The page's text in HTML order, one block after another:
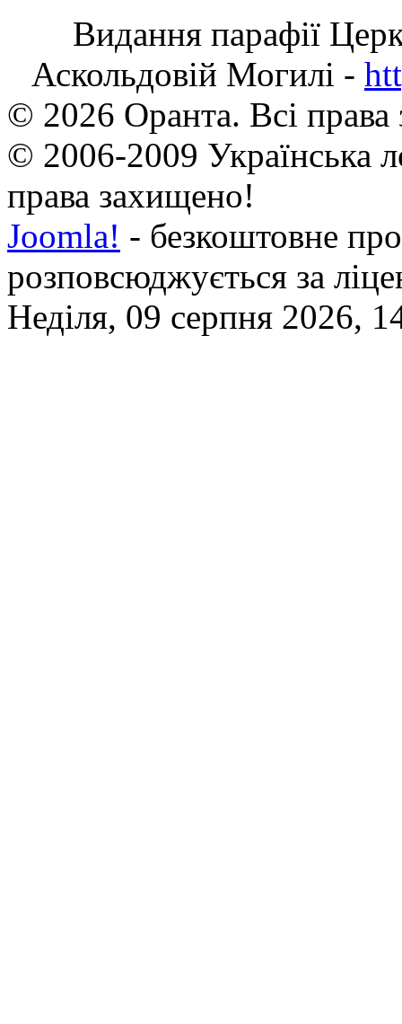
Видання парафії
Аскольдовій Могилі -
© 2026 Оранта. Всі
© 2006-2009 Українська
права захищено!
Joomla! - безкоштовне
розповсюджується за
Неділя, 09 серпня 2026,